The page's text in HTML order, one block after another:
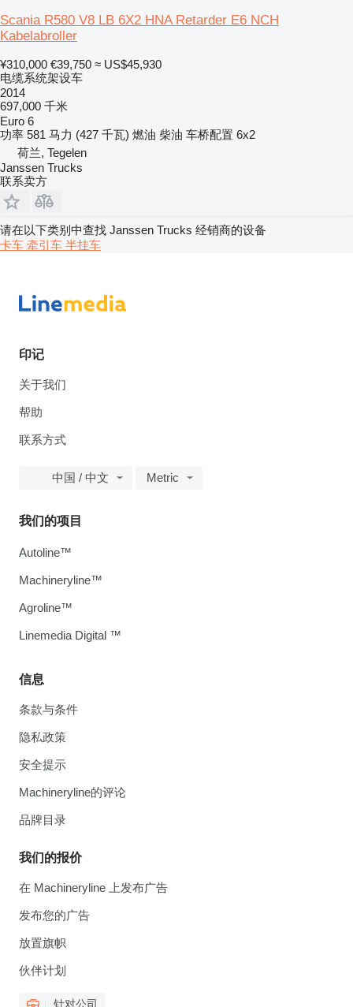
Scania R580 V8 LB 6X2 HNA Retarder E6 NCH
Kabelabroller
¥310,000 €39,750 ≈ US$45,930
电缆系统架设车
2014
697,000 千米
Euro 6
功率 581 马力 (427 千瓦) 燃油 柴油 车桥配置 6x2
荷兰, Tegelen
Janssen Trucks
联系卖方
请在以下类别中查找 Janssen Trucks 经销商的设备
卡车 牵引车 半挂车
印记
关于我们
帮助
联系方式
中国 / 中文 Metric
信息
条款与条件
隐私政策
安全提示
Machineryline的评论
品牌目录
我们的报价
在 Machineryline 上发布广告
发布您的广告
放置旗帜
伙伴计划
针对公司
我们的项目
Autoline™
Machineryline™
Agroline™
Linemedia Digital ™